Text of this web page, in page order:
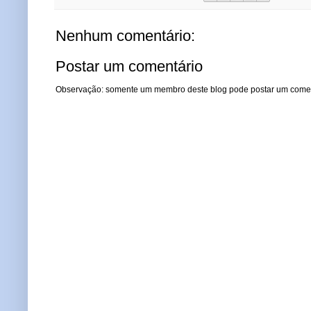
Nenhum comentário:
Postar um comentário
Observação: somente um membro deste blog pode postar um